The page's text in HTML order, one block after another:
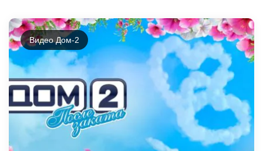
Видео Дом-2